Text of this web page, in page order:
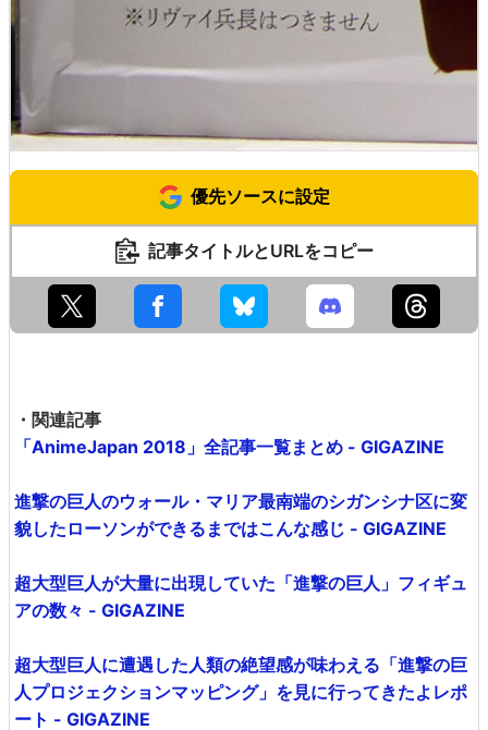
優先ソースに設定
記事タイトルとURLをコピー
・関連記事
「AnimeJapan 2018」全記事一覧まとめ - GIGAZINE
進撃の巨人のウォール・マリア最南端のシガンシナ区に変
貌したローソンができるまではこんな感じ - GIGAZINE
超大型巨人が大量に出現していた「進撃の巨人」フィギュ
アの数々 - GIGAZINE
超大型巨人に遭遇した人類の絶望感が味わえる「進撃の巨
人プロジェクションマッピング」を見に行ってきたよレポ
ート - GIGAZINE